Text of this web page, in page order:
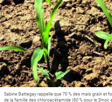
Sabine Battegay rappelle que 70 % des maïs grain et
de la famille des chloroacétamide (60 % pour le Smoc